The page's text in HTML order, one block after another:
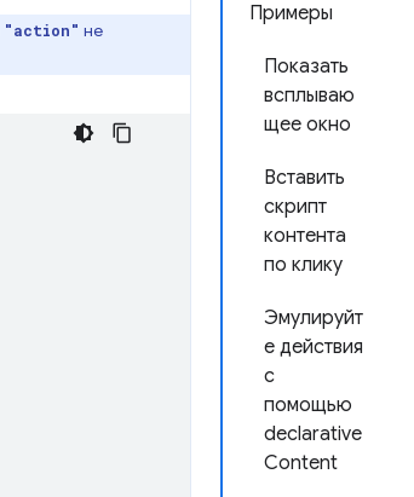
Примеры
Показать
всплываю
щее окно
Вставить
скрипт
контента
по клику
Эмулируйт
е действия
с
помощью
declarative
Content
"action" не